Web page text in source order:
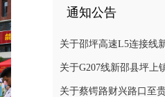
通知公告